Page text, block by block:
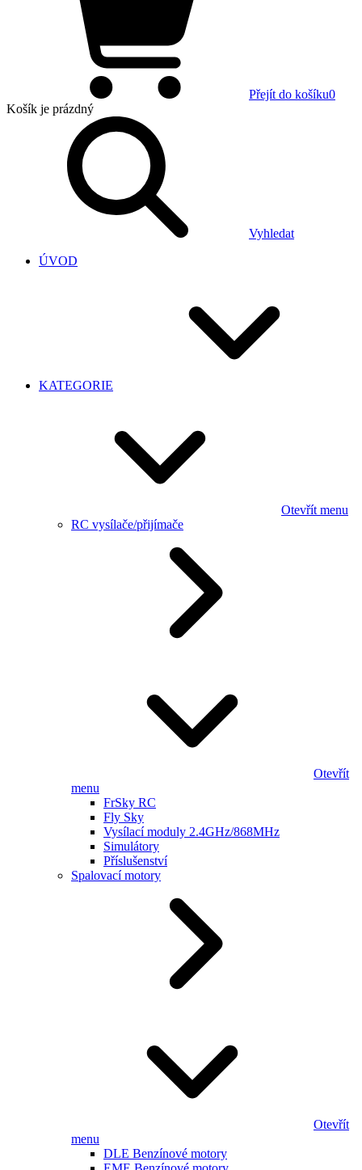
Přejít do košíku0
Košík je prázdný
Vyhledat
ÚVOD
KATEGORIE
Otevřít menu
RC vysílače/přijímače
Otevřít
menu
FrSky RC
Fly Sky
Vysílací moduly 2.4GHz/868MHz
Simulátory
Příslušenství
Spalovací motory
Otevřít
menu
DLE Benzínové motory